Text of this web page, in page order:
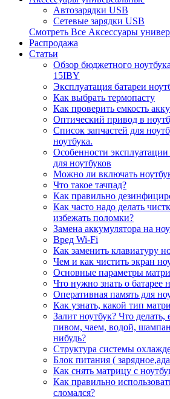
Автозарядки USB
Сетевые зарядки USB
Смотреть Все Аксессуары
Распродажа
Статьи
Обзор бюджетного
15IBY
Эксплуатация батареи
Как выбрать термопасту
Как проверить емкость
Оптический привод в
Список запчастей для
ноутбука.
Особенности эксплуатации
для ноутбуков
Можно ли включать
Что такое тачпад?
Как правильно
Как часто надо делать
избежать поломки?
Замена аккумулятора на
Вред Wi-Fi
Как заменить клавиатуру
Чем и как чистить экран
Основные параметры
Что нужно знать о батарее
Оперативная память для
Как узнать, какой тип
Залит ноутбук? Что делать,
пивом, чаем, водой,
нибудь?
Структура системы
Блок питания (
Как снять матрицу с
Как правильно
сломался?